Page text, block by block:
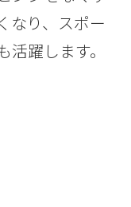
なり、スポー
躍します。